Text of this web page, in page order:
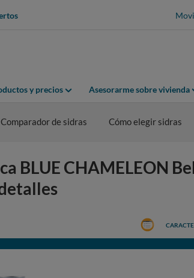
y precios Asesorarme sobre vivienda
Comparador de sidras Cómo elegir sidras
BLUE CHAMELEON